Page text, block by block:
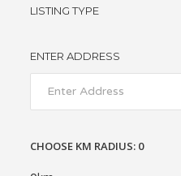
LISTING TYPE
ENTER ADDRESS
CHOOSE KM RADIUS: 0